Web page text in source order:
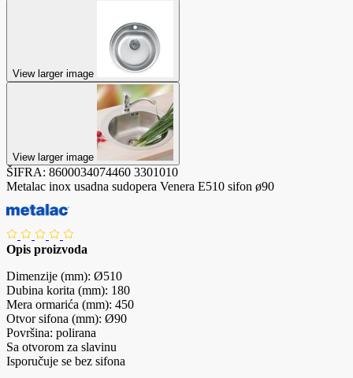
View larger image
View larger image
ŠIFRA: 8600034074460 3301010
Metalac inox usadna sudopera Venera E510 sifon ø90
Opis proizvoda
Dimenzije (mm): Ø510
Dubina korita (mm): 180
Mera ormarića (mm): 450
Otvor sifona (mm): Ø90
Površina: polirana
Sa otvorom za slavinu
Isporučuje se bez sifona